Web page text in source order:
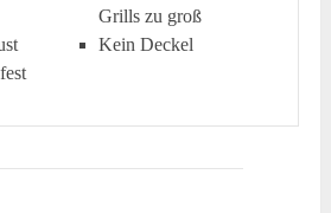
Grills zu groß
Kein Deckel